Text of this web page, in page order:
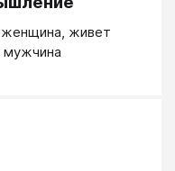
Он «нет, зачем
живет
мужчина